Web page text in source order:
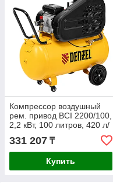
Компрессор воздушный
рем. привод BCI 2200/100,
2,2 кВт, 100 литров, 420 л/
мин Denzel
331 207 ₸
Купить